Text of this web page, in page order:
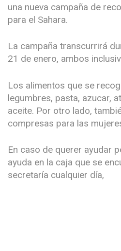
una nueva campaña de
para el Sahara.
La campaña transcurrirá
21 de enero, ambos
Los alimentos que se
legumbres, pasta, azucar,
aceite. Por otro lado,
compresas para las
En caso de querer ayudar
ayuda en la caja que se
secretaría cualquier día,